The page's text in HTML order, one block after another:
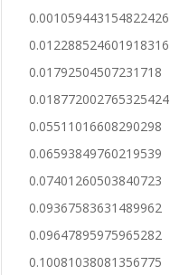
0.001059443154822426
0.012288524601918316
0.01792504507231718
0.018772002765325424
0.05511016608290298
0.06593849760219539
0.07401260503840723
0.09367583631489962
0.09647895975965282
0.10081038081356775